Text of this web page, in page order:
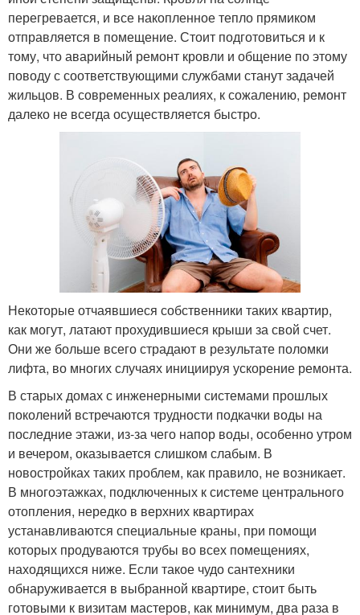
перегревается, и все накопленное тепло прямиком
отправляется в помещение. Стоит подготовиться и к
тому, что аварийный ремонт кровли и общение по этому
поводу с соответствующими службами станут задачей
жильцов. В современных реалиях, к сожалению, ремонт
далеко не всегда осуществляется быстро.
Некоторые отчаявшиеся собственники таких квартир,
как могут, латают прохудившиеся крыши за свой счет.
Они же больше всего страдают в результате поломки
лифта, во многих случаях инициируя ускорение ремонта.
В старых домах с инженерными системами прошлых
поколений встречаются трудности подкачки воды на
последние этажи, из-за чего напор воды, особенно утром
и вечером, оказывается слишком слабым. В
новостройках таких проблем, как правило, не возникает.
В многоэтажках, подключенных к системе центрального
отопления, нередко в верхних квартирах
устанавливаются специальные краны, при помощи
которых продуваются трубы во всех помещениях,
находящихся ниже. Если такое чудо сантехники
обнаруживается в выбранной квартире, стоит быть
готовыми к визитам мастеров, как минимум, два раза в